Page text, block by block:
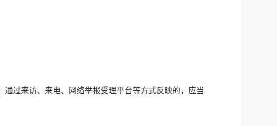
过来访、来电、网络举报受理平台等方式反映的，应当